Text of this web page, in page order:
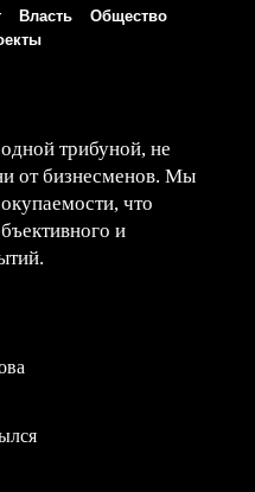
Власть
Общество
трибуной, не
от бизнесменов. Мы
что
и